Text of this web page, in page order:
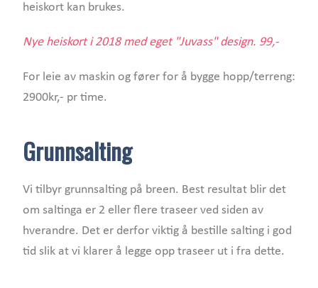
heiskort kan brukes.
Nye heiskort i 2018 med eget "Juvass" design. 99,-
For leie av maskin og fører for å bygge hopp/terreng:
2900kr,- pr time.
Grunnsalting
Vi tilbyr grunnsalting på breen. Best resultat blir det
om saltinga er 2 eller flere traseer ved siden av
hverandre. Det er derfor viktig å bestille salting i god
tid slik at vi klarer å legge opp traseer ut i fra dette.